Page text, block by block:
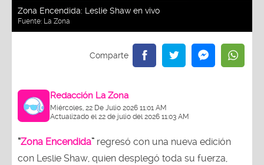
Zona Encendida: Leslie Shaw en vivo
Fuente: La Zona
Redacción La Zona
Miércoles, 22 De Julio 2026 11:01 AM
Actualizado el 22 de julio del 2026 11:03 AM
“Zona Encendida” regresó con una nueva edición
con Leslie Shaw, quien desplegó toda su fuerza,